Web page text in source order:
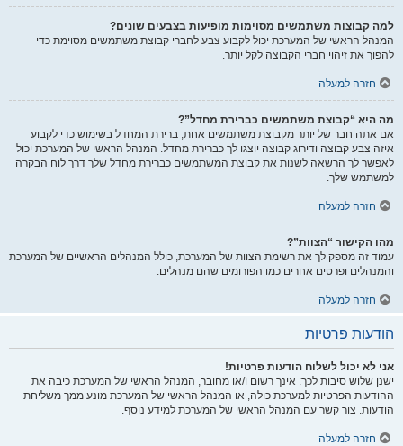
למה קבוצות משתמשים מסוימות מופיעות בצבעים שונים?
המנהל הראשי של המערכת יכול לקבוע צבע לחברי קבוצת משתמשים מסוימת כדי
להפוך את זיהוי חברי הקבוצה לקל יותר.
חזרה למעלה
מה היא “קבוצת משתמשים כברירת מחדל”?
אם אתה חבר של יותר מקבוצת משתמשים אחת, ברירת המחדל בשימוש כדי לקבוע
איזה צבע קבוצה ודירוג קבוצה יוצגו לך כברירת מחדל. המנהל הראשי של המערכת יכול
לאפשר לך הרשאה לשנות את קבוצת המשתמשים כברירת מחדל שלך דרך לוח הבקרה
למשתמש שלך.
חזרה למעלה
מהו הקישור “הצוות”?
עמוד זה מספק לך את רשימת הצוות של המערכת, כולל המנהלים הראשיים של המערכת
והמנהלים ופרטים אחרים כמו הפורומים שהם מנהלים.
חזרה למעלה
הודעות פרטיות
אני לא יכול לשלוח הודעות פרטיות!
ישנן שלוש סיבות לכך: אינך רשום ו/או מחובר, המנהל הראשי של המערכת כיבה את
ההודעות הפרטיות למערכת כולה, או המנהל הראשי של המערכת מונע ממך משליחת
הודעות. צור קשר עם המנהל הראשי של המערכת למידע נוסף.
חזרה למעלה